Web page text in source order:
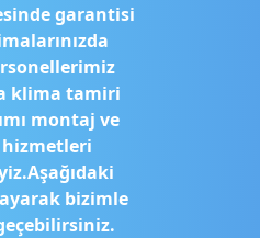
garantisi
klima tamiri
montaj ve
bizimle